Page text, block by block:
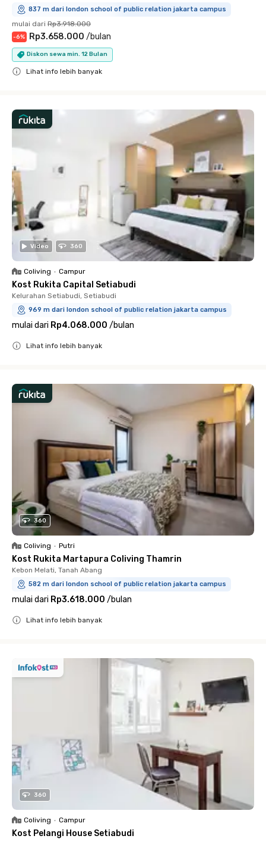
837 m dari london school of public relation jakarta campus
mulai dari Rp3.918.000
-6% Rp3.658.000 /bulan
Diskon sewa min. 12 Bulan
Lihat info lebih banyak
Video 360
Coliving • Campur
Kost Rukita Capital Setiabudi
Kelurahan Setiabudi, Setiabudi
969 m dari london school of public relation jakarta campus
mulai dari Rp4.068.000 /bulan
Lihat info lebih banyak
360
Coliving • Putri
Kost Rukita Martapura Coliving Thamrin
Kebon Melati, Tanah Abang
582 m dari london school of public relation jakarta campus
mulai dari Rp3.618.000 /bulan
Lihat info lebih banyak
360
Coliving • Campur
Kost Pelangi House Setiabudi